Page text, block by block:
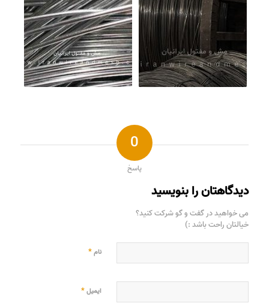
0
پاسخ
دیدگاهتان را بنویسید
می خواهید در گفت و گو شرکت کنید؟
خیالتان راحت باشد :)
نام*
ایمیل*